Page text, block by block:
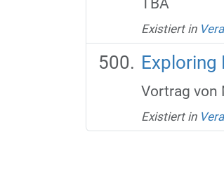
Existiert in
Exploring
Vortrag von
Existiert in